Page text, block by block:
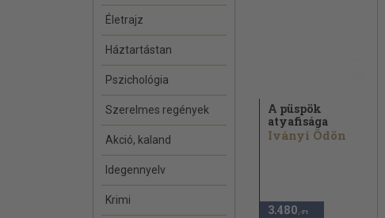
Életrajz
Háztartástan
Pszichológia
Szerelmes regények
Akció, kaland
Idegennyelv
Krimi
A püspök
atyafisága
Iványi Ödön
3.480 ,-Ft